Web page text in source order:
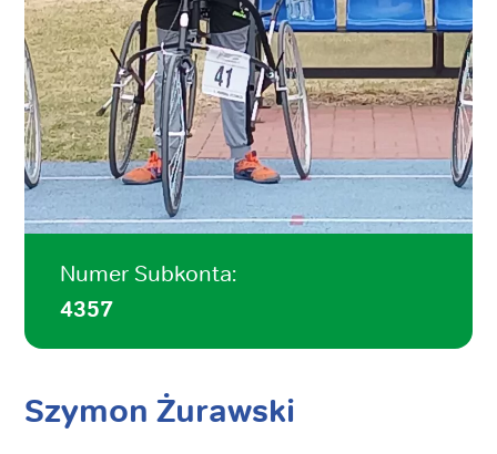
Numer Subkonta:
4357
Szymon Żurawski